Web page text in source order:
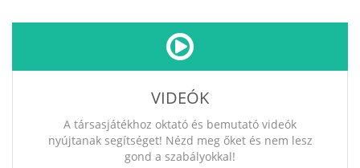
VIDEÓK
A társasjátékhoz oktató és bemutató videók
nyújtanak segítséget! Nézd meg őket és nem lesz
gond a szabályokkal!